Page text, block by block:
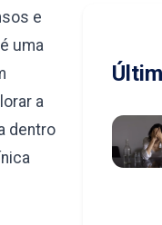
e
uma
a
dentro